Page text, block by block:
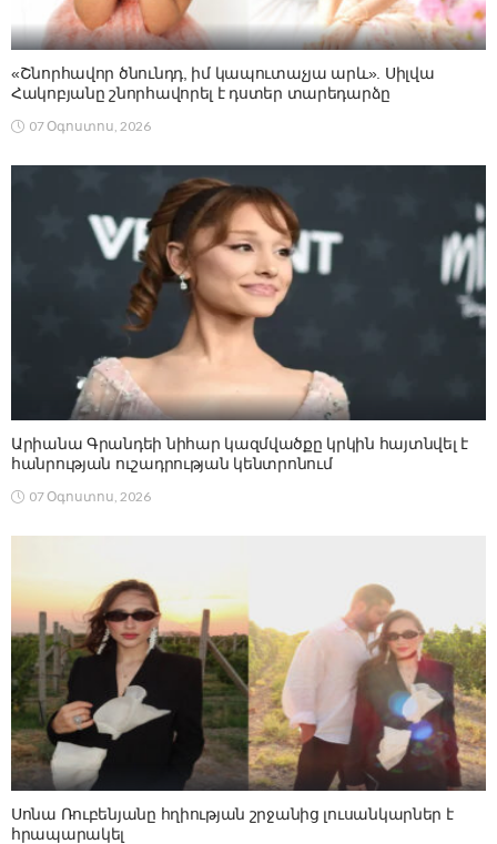
«Շնորհավոր ծնունդդ, իմ կապուտաչյա արև». Սիլվա
Հակոբյանը շնորհավորել է դստեր տարեդարձը
07 Օգոստոս, 2026
Արիանա Գրանդեի նիհար կազմվածքը կրկին հայտնվել է
հանրության ուշադրության կենտրոնում
07 Օգոստոս, 2026
Սոնա Ռուբենյանը հղիության շրջանից լուսանկարներ է
հրապարակել